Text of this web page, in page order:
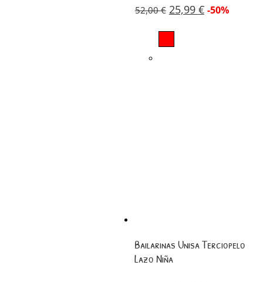
52,00€ 25,99 € -50%
Bailarinas Unisa Terciopelo
Lazo Niña